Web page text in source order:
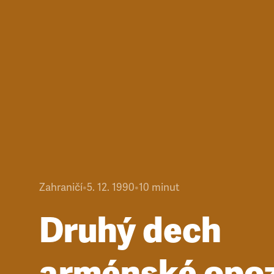
Zahraničí•5. 12. 1990•10 minut
Druhý dech